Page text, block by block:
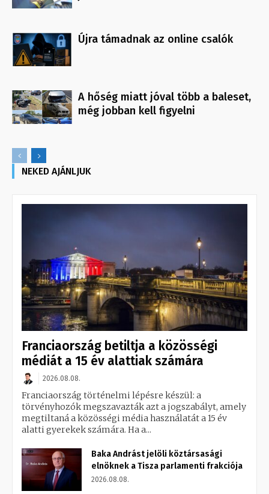
Újra támadnak az online csalók
A hőség miatt jóval több a baleset,
még jobban kell figyelni
NEKED AJÁNLJUK
Franciaország betiltja a közösségi
médiát a 15 év alattiak számára
2026.08.08.
Franciaország történelmi lépésre készül: a
törvényhozók megszavazták azt a jogszabályt, amely
megtiltaná a közösségi média használatát a 15 év
alatti gyerekek számára. Ha a...
Baka Andrást jelöli köztársasági
elnöknek a Tisza parlamenti frakciója
2026.08.08.